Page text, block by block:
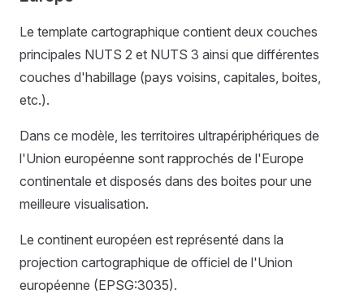
Le template cartographique contient deux couches
principales NUTS 2 et NUTS 3 ainsi que différentes
couches d'habillage (pays voisins, capitales, boites,
etc.).
Dans ce modèle, les territoires ultrapériphériques de
l'Union européenne sont rapprochés de l'Europe
continentale et disposés dans des boites pour une
meilleure visualisation.
Le continent européen est représenté dans la
projection cartographique de officiel de l'Union
européenne (EPSG:3035).